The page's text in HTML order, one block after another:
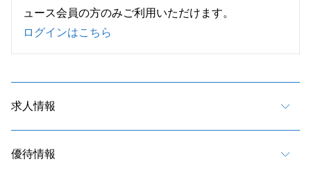
ュース会員の方のみご利用いただけます。
ログインはこちら
求人情報
優待情報